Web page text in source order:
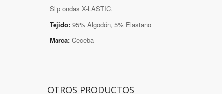
Slip ondas X-LASTIC.
Tejido: 95% Algodón, 5% Elastano
Marca: Ceceba
OTROS PRODUCTOS